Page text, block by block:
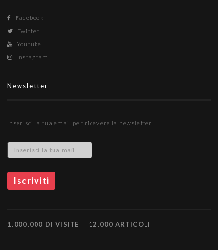
Facebook
Twitter
Youtube
Instagram
Newsletter
Inserisci la tua email per ricevere la newsletter
1.000.000 DI VISITE 12.000 ARTICOLI